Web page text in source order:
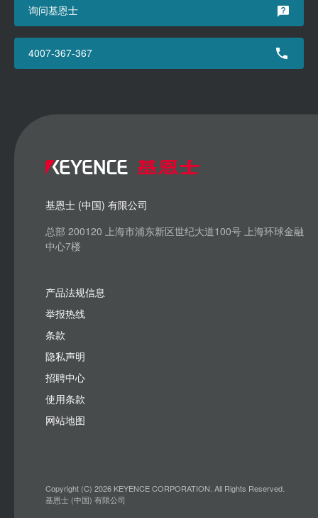
询问基恩士
4007-367-367
基恩士 (中国) 有限公司
总部 200120 上海市浦东新区世纪大道100号 上海环球金融
中心7楼
产品法规信息
举报热线
条款
隐私声明
招聘中心
使用条款
网站地图
Copyright (C) 2026 KEYENCE CORPORATION. All Rights Reserved.
基恩士 (中国) 有限公司